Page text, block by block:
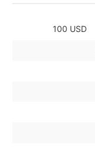
100 USD